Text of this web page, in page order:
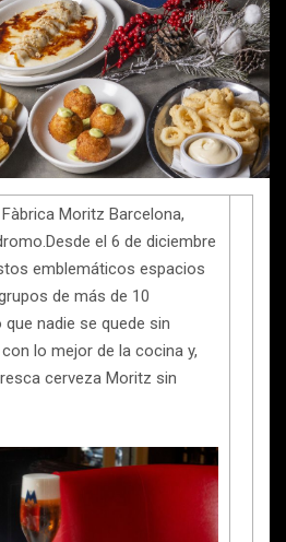
Moritz Barcelona,
el 6 de diciembre
emblemáticos espacios
de más de 10
nadie se quede sin
lo mejor de la cocina y,
cerveza Moritz sin